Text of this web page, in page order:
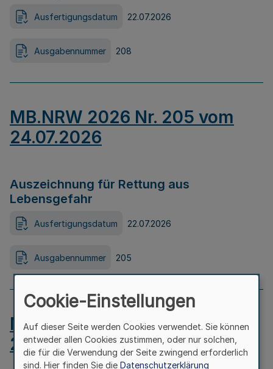
Ausfertigungsdatum 22.07.2026
Ausgabennummer 208
MB.NRW 2026 Nr. 205 vom
24.07.2026
Auszeichnung für Rettung aus
Lebensgefahr
Ausfertigungsdatum 22.07.2026
Ausgabennummer 205
MB.NRW 2026 Nr. 204 vom
24.07.2026
Cookie-Einstellungen
Auf dieser Seite werden Cookies verwendet. Sie können
entweder allen Cookies zustimmen, oder nur solchen,
die für die Verwendung der Seite zwingend erforderlich
sind. Hier finden Sie die Datenschutzerklärung